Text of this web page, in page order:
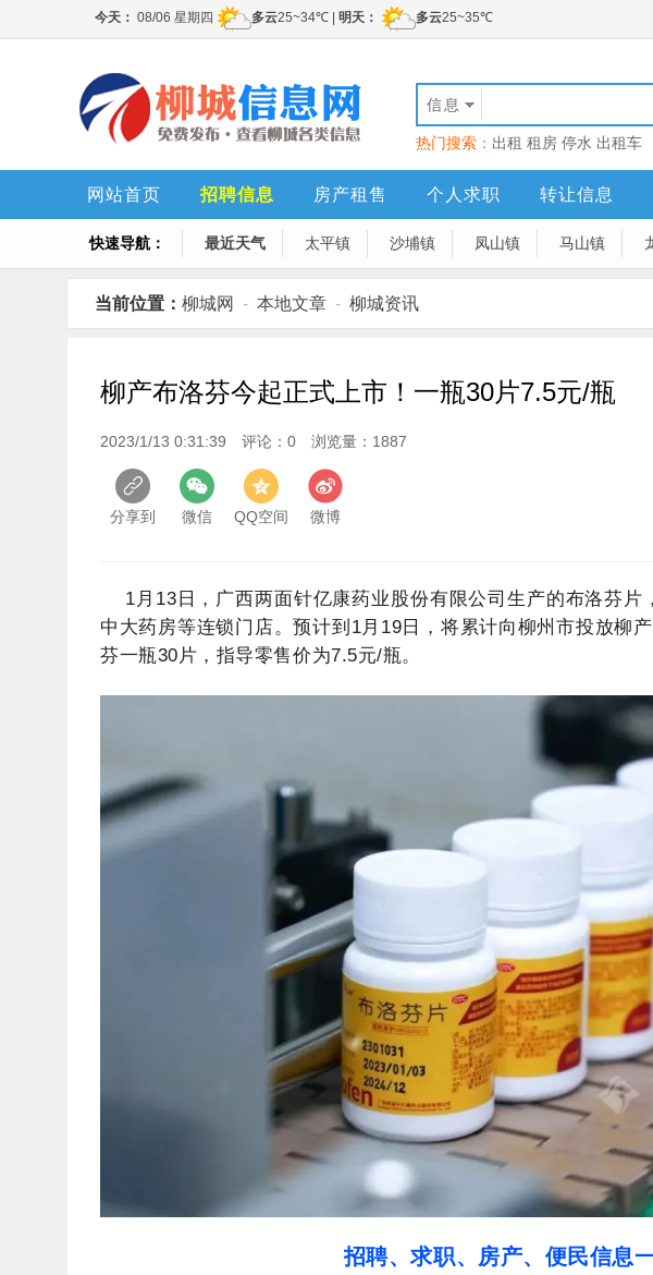
信息
热门搜索： 出租 租房 停水 出租车
网站首页 招聘信息 房产租售 个人求职 转让信息
快速导航： 最近天气 太平镇 沙埔镇 凤山镇 马山镇
当前位置： 柳城网 - 本地文章 - 柳城资讯
柳产布洛芬今起正式上市！一瓶30片7.5元/瓶
2023/1/13 0:31:39 评论：0 浏览量：1887
分享到 微信 QQ空间 微博
1月13日，广西两面针亿康药业股份有限公司生产的布洛芬片
中大药房等连锁门店。预计到1月19日，将累计向柳州市投放柳
芬一瓶30片，指导零售价为7.5元/瓶。
招聘、求职、房产、便民信息